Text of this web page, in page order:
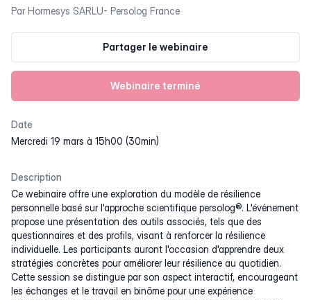
ParHormesys SARLU- Persolog France
Partager le webinaire
Webinaire terminé
Date
mercredi 19 mars à 15h00 (30min)
Description
Ce webinaire offre une exploration du modèle de résilience
personnelle basé sur l'approche scientifique persolog®. L'événement
propose une présentation des outils associés, tels que des
questionnaires et des profils, visant à renforcer la résilience
individuelle. Les participants auront l'occasion d'apprendre deux
stratégies concrètes pour améliorer leur résilience au quotidien.
Cette session se distingue par son aspect interactif, encourageant
les échanges et le travail en binôme pour une expérience